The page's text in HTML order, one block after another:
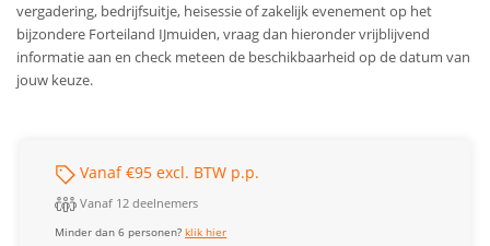
vergadering, bedrijfsuitje, heisessie of zakelijk evenement op het
bijzondere Forteiland IJmuiden, vraag dan hieronder vrijblijvend
informatie aan en check meteen de beschikbaarheid op de datum van
jouw keuze.
Vanaf €95 excl. BTW p.p.
Vanaf 12 deelnemers
Minder dan 6 personen?klik hier